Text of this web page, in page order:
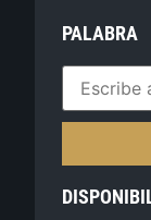
PALABRA